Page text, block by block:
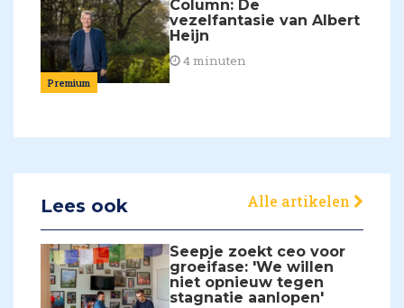
Premium
Column: De
vezelfantasie van Albert
Heijn
4 minuten
Lees ook Alle artikelen
Seepje zoekt ceo voor
groeifase: 'We willen
niet opnieuw tegen
stagnatie aanlopen'